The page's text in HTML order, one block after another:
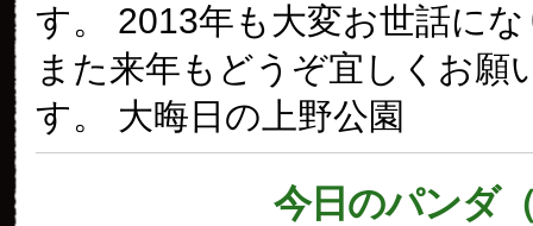
す。 2013年も大変お世話に
また来年もどうぞ宜しくお願
す。 大晦日の上野公園
今日のパンダ